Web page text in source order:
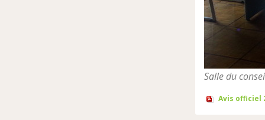
Salle du
Avis officiel